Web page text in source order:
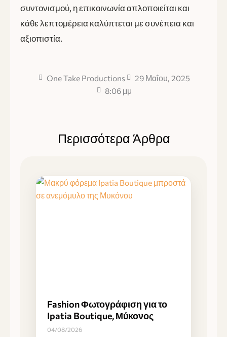
συντονισμού, η επικοινωνία απλοποιείται και
κάθε λεπτομέρεια καλύπτεται με συνέπεια και
αξιοπιστία.
One Take Productions
29 Μαΐου, 2025
8:06 μμ
Περισσότερα Άρθρα
Fashion Φωτογράφιση για το
Ipatia Boutique, Μύκονος
04/08/2026